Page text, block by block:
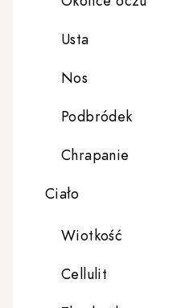
Usta
Nos
Podbródek
Chrapanie
Ciało
Wiotkość
Cellulit